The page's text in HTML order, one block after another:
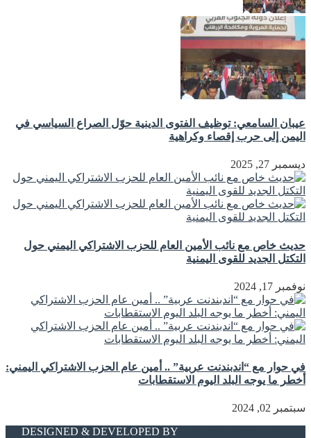
عيبان السامعي: توظيف الفتوى الدينية حوّل الصراع السياسي في
اليمن إلى حرب إقصاء وكراهية
ديسمبر 27, 2025
حديث خاص مع نائب الأمين العام للحزب الاشتراكي اليمني حول
التكتل الجديد للقوى اليمنية
نوفمبر 17, 2024
في حوار مع “اندبندنت عربية” .. أمين عام الحزب الاشتراكي اليمني:
أخطر ما يوجه البلد اليوم الاستقطابات
سبتمبر 02, 2024
DESIGNED & DEVELOPED BY